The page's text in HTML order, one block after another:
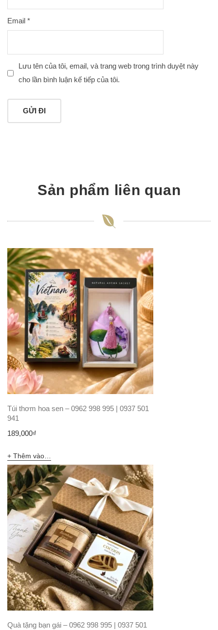
Email *
Lưu tên của tôi, email, và trang web trong trình duyệt này
cho lần bình luận kế tiếp của tôi.
Sản phẩm liên quan
Túi thơm hoa sen – 0962 998 995 | 0937 501
941
189,000₫
Thêm vào giỏ hàng
Quà tặng bạn gái – 0962 998 995 | 0937 501